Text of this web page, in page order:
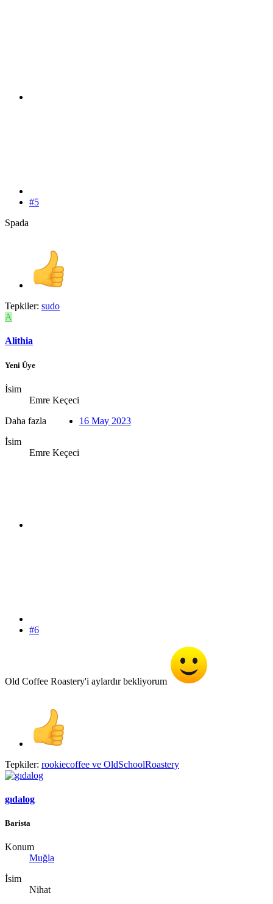
#5
Spada
Tepkiler: sudo
A
Alithia
Yeni Üye
İsim
Emre Keçeci
Daha fazla
İsim
Emre Keçeci
16 May 2023
#6
Old Coffee Roastery'i aylardır bekliyorum
Tepkiler: rookiecoffee ve OldSchoolRoastery
gıdalog
Barista
Konum
Muğla
İsim
Nihat